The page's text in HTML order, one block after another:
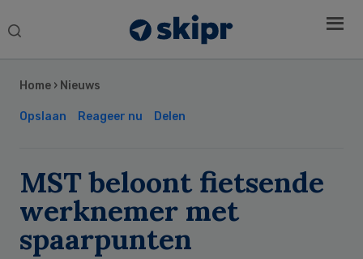
Search
Home › Nieuws
Opslaan Reageer nu Delen
MST beloont fietsende
werknemer met
spaarpunten
Sidebar